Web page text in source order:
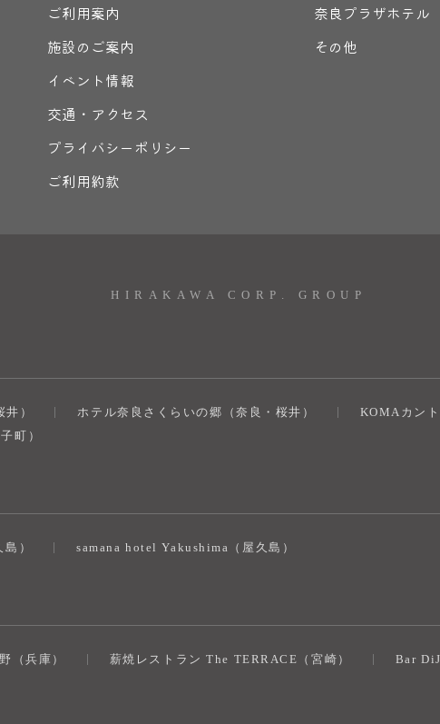
ご利用案内
施設のご案内
イベント情報
交通・アクセス
プライバシーポリシー
ご利用約款
奈良プラザホテル
その他
HIRAKAWA CORP. GROUP
） ホテル奈良さくらいの郷（奈良・桜井）
KOMAカン
町）
） samana hotel Yakushima（屋久島）
（兵庫） 薪焼レストラン The TERRACE（宮崎） Bar